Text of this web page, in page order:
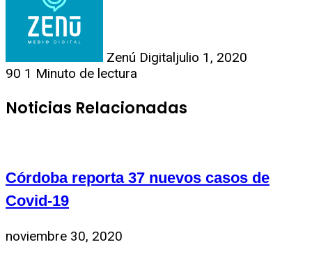
Zenú Digitaljulio 1, 2020
90 1 Minuto de lectura
Noticias Relacionadas
Córdoba reporta 37 nuevos casos de
Covid-19
noviembre 30, 2020